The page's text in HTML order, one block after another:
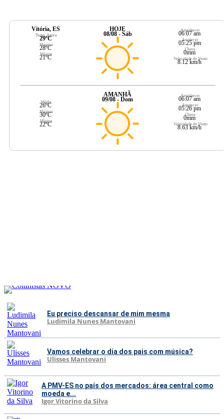
Vitória, ES
Temp. Agora
29ºC
Máxima
28ºC
Mínima
21ºC
HOJE
08/08 - Sáb
Amanhecer
06:07 am
Anoitecer
05:25 pm
Chuva
0mm
Velocidade do Vento
8.12 km/h
Média
26ºC
Máxima
30ºC
Mínima
22ºC
AMANHÃ
09/08 - Dom
Amanhecer
06:07 am
Anoitecer
05:26 pm
Chuva
0mm
Velocidade do Vento
8.63 km/h
Eu preciso descansar de mim mesma
Ludimila Nunes Mantovani
Vamos celebrar o dia dos pais com música?
Ulisses Mantovani
A PMV-ES no país dos mercados: área central como
moeda e...
Igor Vitorino da Silva